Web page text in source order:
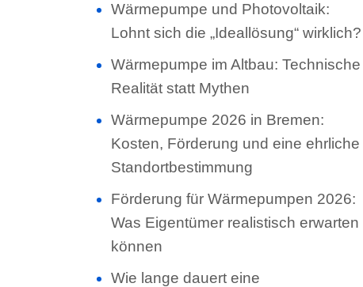
Wärmepumpe und Photovoltaik:
Lohnt sich die „Ideallösung“ wirklich?
Wärmepumpe im Altbau: Technische
Realität statt Mythen
Wärmepumpe 2026 in Bremen:
Kosten, Förderung und eine ehrliche
Standortbestimmung
Förderung für Wärmepumpen 2026:
Was Eigentümer realistisch erwarten
können
Wie lange dauert eine